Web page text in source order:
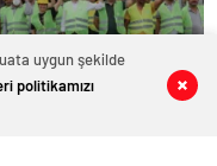
uygun şekilde
politikamızı